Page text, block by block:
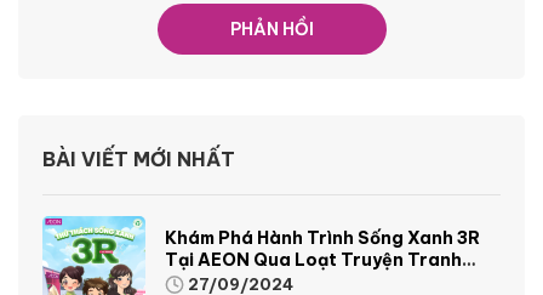
BÀI VIẾT MỚI NHẤT
Khám Phá Hành Trình Sống Xanh 3R
Tại AEON Qua Loạt Truyện Tranh
Sinh Động Và Thú Vị
27/09/2024